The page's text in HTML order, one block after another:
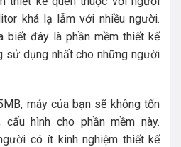
khá lạ lẫm với nhiều người.
biết đây là phần mềm thiết kế
sử dụng nhất cho những người
máy của bạn sẽ không tốn
cấu hình cho phần mềm này.
có ít kinh nghiệm thiết kế